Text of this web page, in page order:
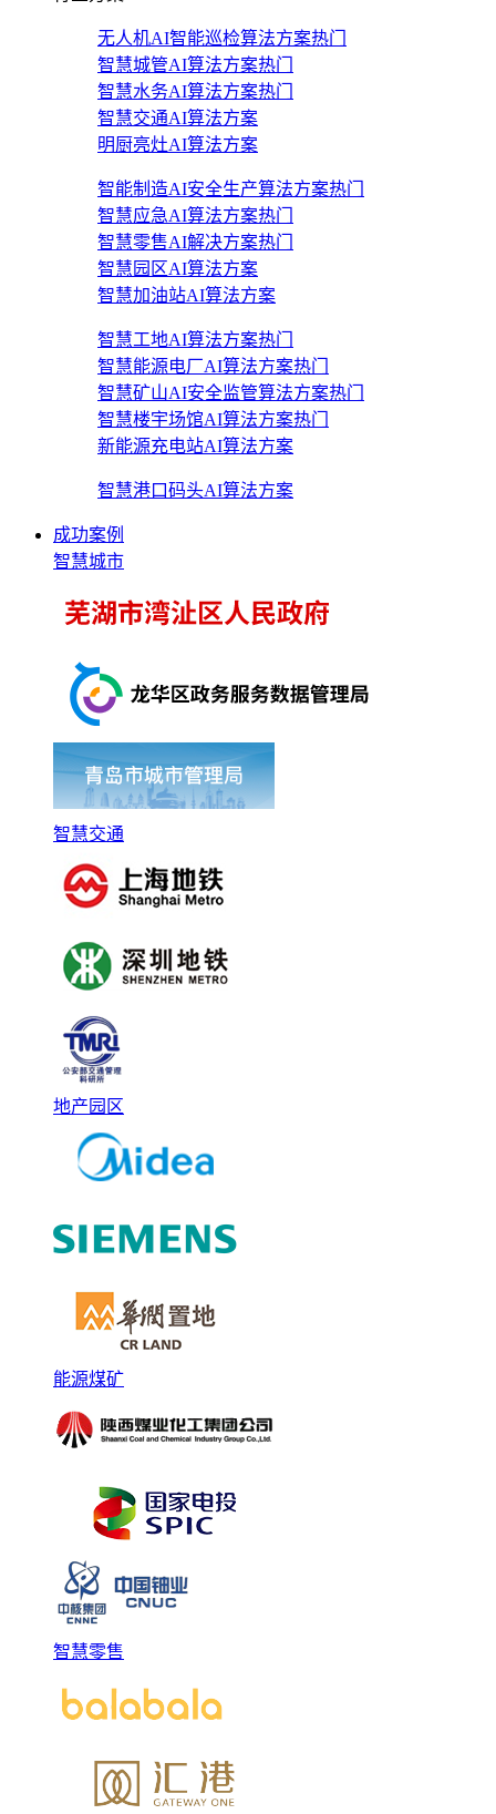
无人机AI智能巡检算法方案热门
智慧城管AI算法方案热门
智慧水务AI算法方案热门
智慧交通AI算法方案
明厨亮灶AI算法方案
智能制造AI安全生产算法方案热门
智慧应急AI算法方案热门
智慧零售AI解决方案热门
智慧园区AI算法方案
智慧加油站AI算法方案
智慧工地AI算法方案热门
智慧能源电厂AI算法方案热门
智慧矿山AI安全监管算法方案热门
智慧楼宇场馆AI算法方案热门
新能源充电站AI算法方案
智慧港口码头AI算法方案
成功案例
智慧城市
智慧交通
地产园区
能源煤矿
智慧零售